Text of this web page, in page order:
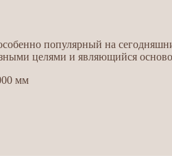
популярный на
целями и являющийся
мм